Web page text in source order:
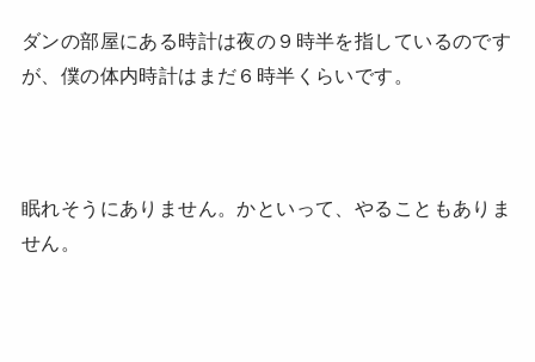
ダンの部屋にある時計は夜の９時半を指しているのです
が、僕の体内時計はまだ６時半くらいです。
眠れそうにありません。かといって、やることもありま
せん。